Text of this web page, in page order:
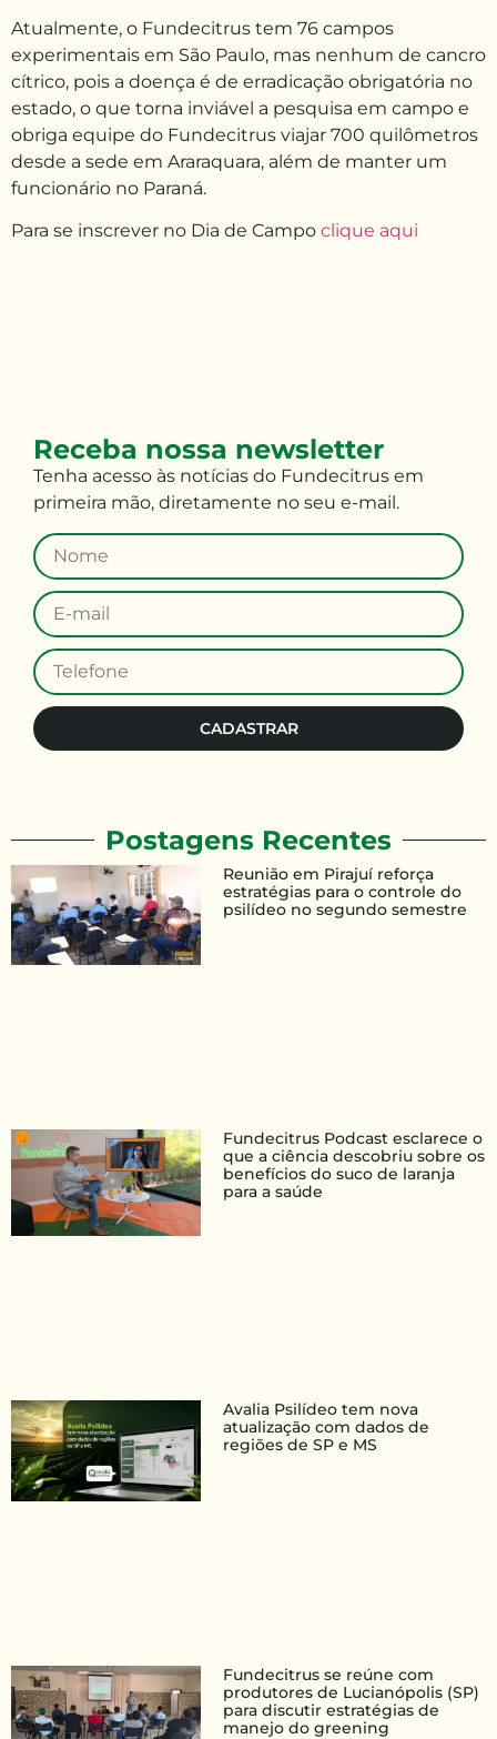
Atualmente, o Fundecitrus tem 76 campos
experimentais em São Paulo, mas nenhum de cancro
cítrico, pois a doença é de erradicação obrigatória no
estado, o que torna inviável a pesquisa em campo e
obriga equipe do Fundecitrus viajar 700 quilômetros
desde a sede em Araraquara, além de manter um
funcionário no Paraná.
Para se inscrever no Dia de Campo clique aqui
Reunião em Pirajuí reforça
estratégias para o controle do
psilídeo no segundo semestre
Fundecitrus Podcast esclarece o
que a ciência descobriu sobre os
benefícios do suco de laranja
para a saúde
Avalia Psilídeo tem nova
atualização com dados de
regiões de SP e MS
Fundecitrus se reúne com
produtores de Lucianópolis (SP)
para discutir estratégias de
manejo do greening
Postagens Recentes
Receba nossa newsletter
Tenha acesso às notícias do Fundecitrus em
primeira mão, diretamente no seu e-mail .
CADASTRAR